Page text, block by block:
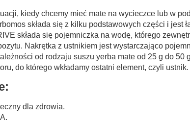
kiedy chcemy mieć mate na wycieczce lub w
składa się z kilku podstawowych części i jest
składa się pojemniczka na wodę, którego
Nakrętka z ustnikiem jest wystarczająco
od rodzaju suszu yerba mate od 25 g do 50
do którego wkładamy ostatni element, czyli ustnik.
dla zdrowia.
A.